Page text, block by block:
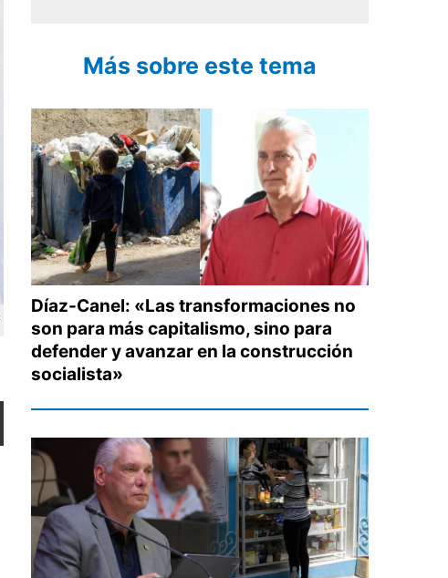
Más sobre este tema
Díaz-Canel: «Las transformaciones no
son para más capitalismo, sino para
defender y avanzar en la construcción
socialista»